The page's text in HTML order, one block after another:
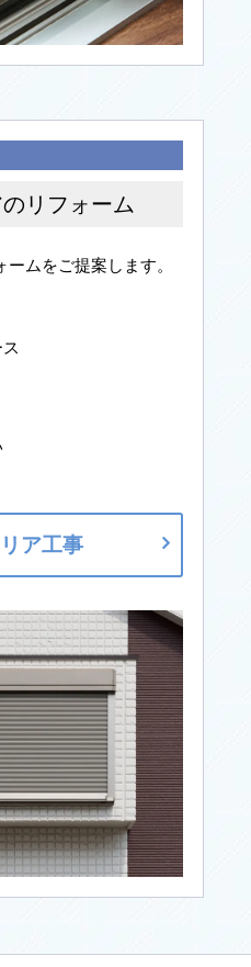
リフォーム
ムをご提案します。
ア工事